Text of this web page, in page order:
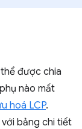
được chia
nào mất
hoá LCP.
bảng chi tiết